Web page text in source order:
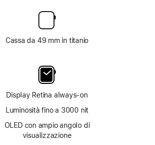
Cassa da 49 mm in titanio
Display Retina always‑on
Luminosità fino a 3000 nit
OLED con ampio angolo di
visualizzazione